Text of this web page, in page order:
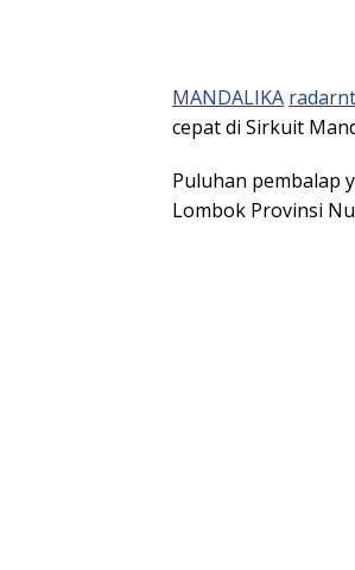
MANDALIKA
cepat di Sirkuit
Puluhan pembalap
Lombok Provinsi